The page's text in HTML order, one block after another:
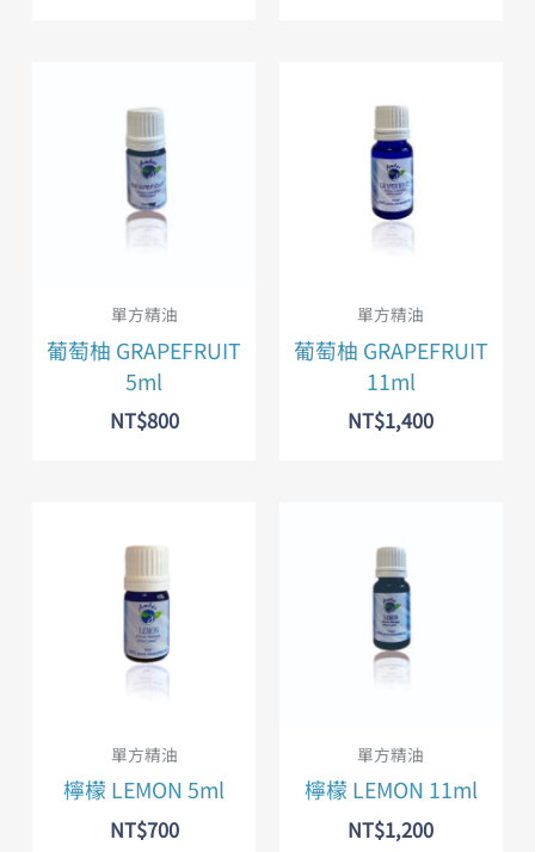
單方精油
葡萄柚 GRAPEFRUIT
5ml
NT$800
單方精油
葡萄柚 GRAPEFRUIT
11ml
NT$1,400
單方精油
檸檬 LEMON 5ml
NT$700
單方精油
檸檬 LEMON 11ml
NT$1,200